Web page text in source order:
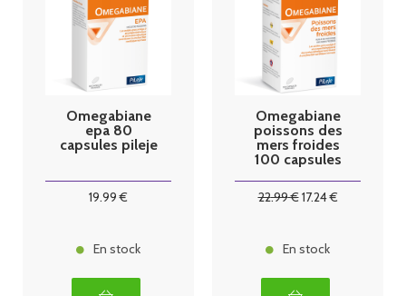
Omegabiane
epa 80
capsules pileje
19.99 €
En stock
Omegabiane
poissons des
mers froides
100 capsules
22.99€17.24€
En stock